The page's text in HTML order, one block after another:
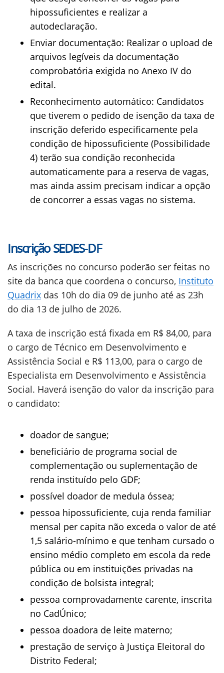
hipossuficientes e realizar a
autodeclaração.
Enviar documentação: Realizar o upload de
arquivos legíveis da documentação
comprobatória exigida no Anexo IV do
edital.
Reconhecimento automático: Candidatos
que tiverem o pedido de isenção da taxa de
inscrição deferido especificamente pela
condição de hipossuficiente (Possibilidade
4) terão sua condição reconhecida
automaticamente para a reserva de vagas,
mas ainda assim precisam indicar a opção
de concorrer a essas vagas no sistema.
Inscrição SEDES-DF
As inscrições no concurso poderão ser feitas no
site da banca que coordena o concurso, Instituto
Quadrix das 10h do dia 09 de junho até as 23h
do dia 13 de julho de 2026.
A taxa de inscrição está fixada em R$ 84,00, para
o cargo de Técnico em Desenvolvimento e
Assistência Social e R$ 113,00, para o cargo de
Especialista em Desenvolvimento e Assistência
Social. Haverá isenção do valor da inscrição para
o candidato:
doador de sangue;
beneficiário de programa social de
complementação ou suplementação de
renda instituído pelo GDF;
possível doador de medula óssea;
pessoa hipossuficiente, cuja renda familiar
mensal per capita não exceda o valor de até
1,5 salário-mínimo e que tenham cursado o
ensino médio completo em escola da rede
pública ou em instituições privadas na
condição de bolsista integral;
pessoa comprovadamente carente, inscrita
no CadÚnico;
pessoa doadora de leite materno;
prestação de serviço à Justiça Eleitoral do
Distrito Federal;